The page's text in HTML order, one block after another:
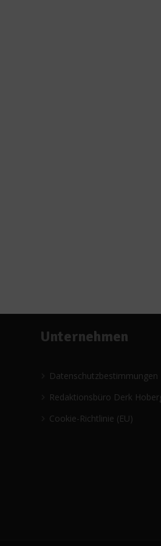
Unternehmen
Datenschutzbestimmungen
Redaktionsbüro Derk
Cookie-Richtlinie (EU)